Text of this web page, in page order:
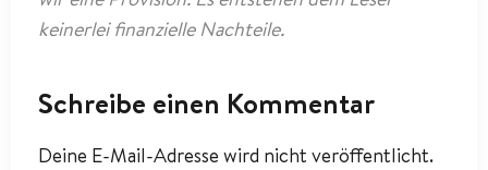
keinerlei finanzielle Nachteile.
Schreibe einen Kommentar
Deine E-Mail-Adresse wird nicht veröffentlicht.